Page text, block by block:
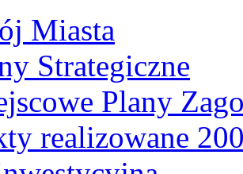
Miasta
Strategiczne
Plany
realizowane